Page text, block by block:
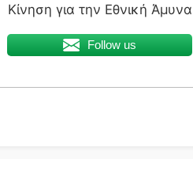
Κίνηση για την Εθνική Άμυνα
Follow us